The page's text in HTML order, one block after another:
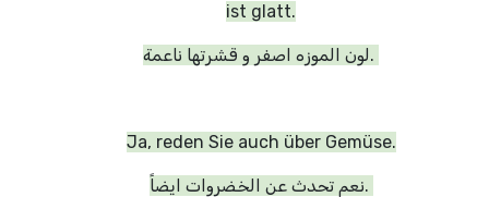
ist glatt.
لون الموزه اصفر و قشرتها ناعمة.
Ja, reden Sie auch über Gemüse.
نعم تحدث عن الخضروات ايضاً.